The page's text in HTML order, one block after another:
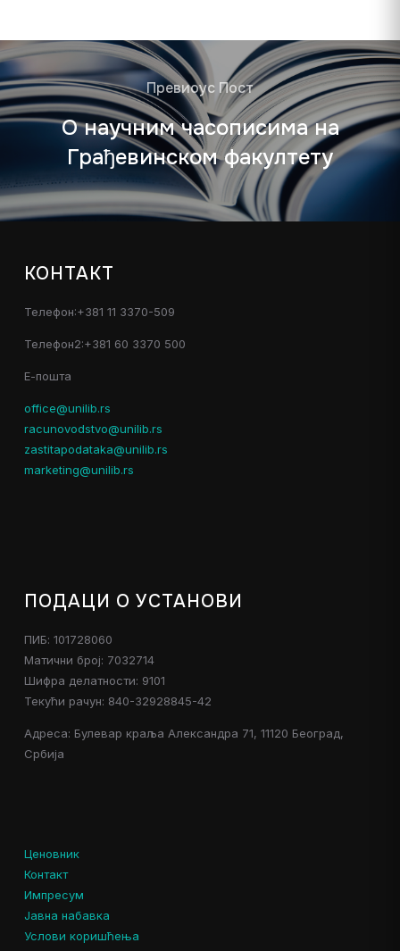
Превиоус Пост
О научним часописима на
Грађевинском факултету
КОНТАКТ
Телефон:+381 11 3370-509
Телефон2:+381 60 3370 500
Е-пошта
office@unilib.rs
racunovodstvo@unilib.rs
zastitapodataka@unilib.rs
marketing@unilib.rs
ПОДАЦИ О УСТАНОВИ
ПИБ: 101728060
Матични број: 7032714
Шифра делатности: 9101
Текући рачун: 840-32928845-42
Адреса: Булевар краља Александра 71, 11120 Београд,
Србија
Ценовник
Контакт
Импресум
Јавна набавка
Услови коришћења